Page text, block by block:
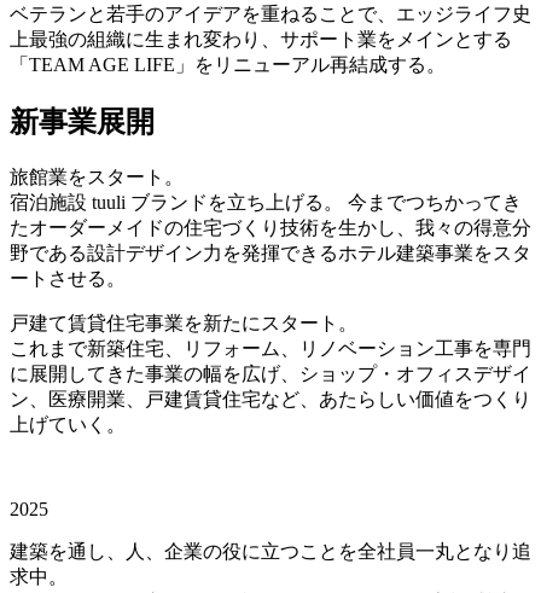
ベテランと若手のアイデアを重ねることで、エッジライフ史
上最強の組織に生まれ変わり、サポート業をメインとする
「TEAM AGE LIFE」をリニューアル再結成する。
新事業展開
旅館業をスタート。
宿泊施設 tuuli ブランドを立ち上げる。 今までつちかってき
たオーダーメイドの住宅づくり技術を生かし、我々の得意分
野である設計デザイン力を発揮できるホテル建築事業をスタ
ートさせる。
戸建て賃貸住宅事業を新たにスタート。
これまで新築住宅、リフォーム、リノベーション工事を専門
に展開してきた事業の幅を広げ、ショップ・オフィスデザイ
ン、医療開業、戸建賃貸住宅など、あたらしい価値をつくり
上げていく。
2025
建築を通し、人、企業の役に立つことを全社員一丸となり追
求中。